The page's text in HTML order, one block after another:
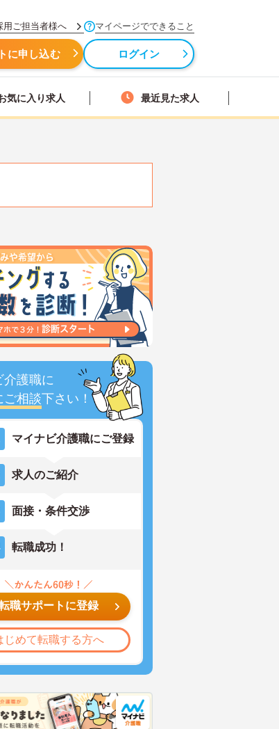
用ご担当者様へ マイページでできること
に申し込む ログイン
気に入り求人 最近見た求人
介護職に
ご相談下さい！
マイナビ介護職にご登録
求人のご紹介
面接・条件交渉
転職成功！
職サポートに登録
じめて転職する方へ